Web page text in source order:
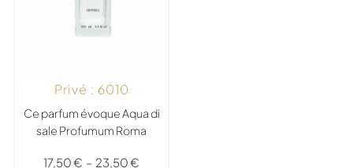
Privé : 6010
Ce parfum évoque Aqua di
sale Profumum Roma
17,50€ – 23,50€